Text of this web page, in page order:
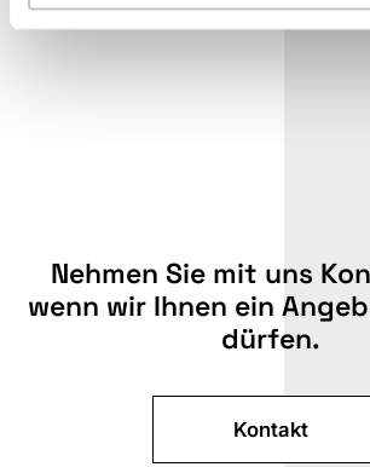
Nehmen Sie mit uns
wenn wir Ihnen ein
dürfen.
Kontakt